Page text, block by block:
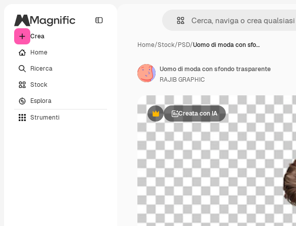
Crea
Home
Ricerca
Stock
Esplora
Strumenti
Home/Stock/PSD/Uomo di moda con sfo…
PremiumCreata con IA
Uomo di moda con sfondo trasparente
RAJIB GRAPHIC